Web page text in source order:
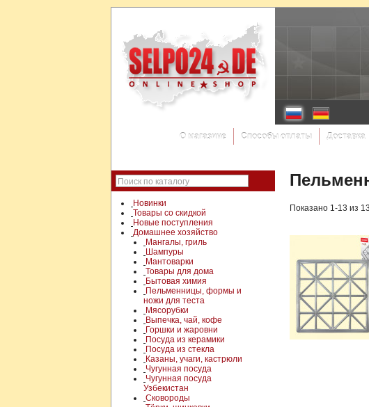
О магазине Способы оплаты Доставка
Поиск по каталогу
Новинки
Товары со скидкой
Новые поступления
Домашнее хозяйство
Мангалы, гриль
Шампуры
Мантоварки
Товары для дома
Бытовая химия
Пельменницы, формы и
ножи для теста
Мясорубки
Выпечка, чай, кофе
Горшки и жаровни
Посуда из керамики
Посуда из стекла
Казаны, учаги, кастрюли
Чугунная посуда
Чугунная посуда
Узбекистан
Сковороды
Показано 1-13 из